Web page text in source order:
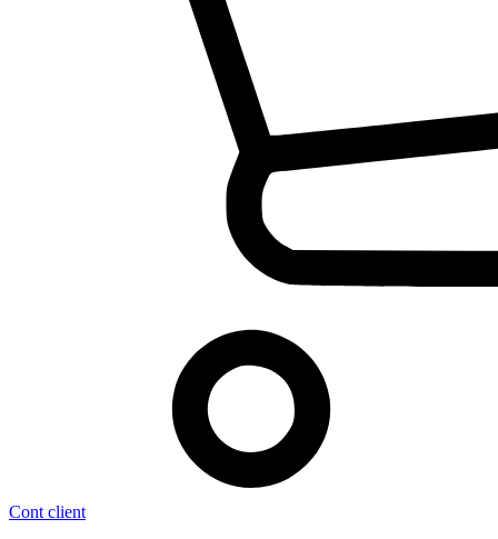
Cont client